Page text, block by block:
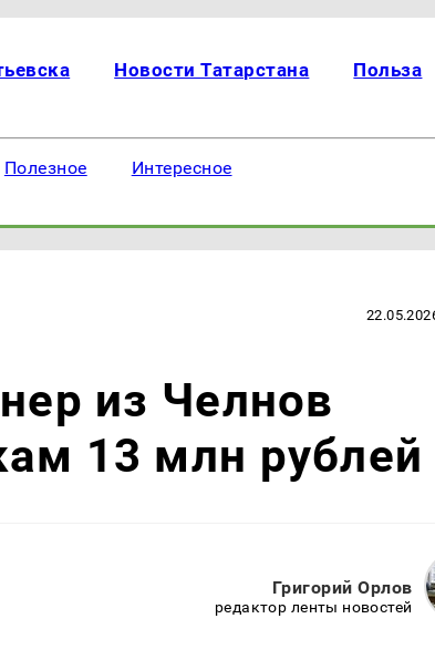
Новости Татарстана Польза
Полезное Интересное
из Челнов
13 млн рублей
Григорий Орлов
редактор ленты новостей